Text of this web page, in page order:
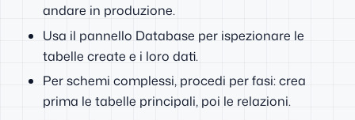
andare in produzione.
Usa il pannello Database per ispezionare le
tabelle create e i loro dati.
Per schemi complessi, procedi per fasi: crea
prima le tabelle principali, poi le relazioni.